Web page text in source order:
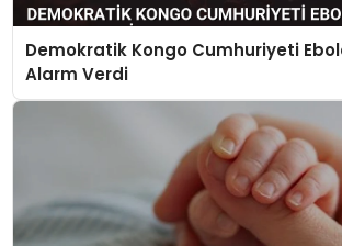
Demokratik Kongo Cumhuriyeti
Alarm Verdi